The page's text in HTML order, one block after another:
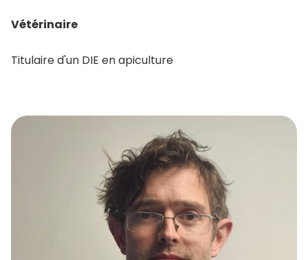
Vétérinaire
Titulaire d'un DIE en apiculture